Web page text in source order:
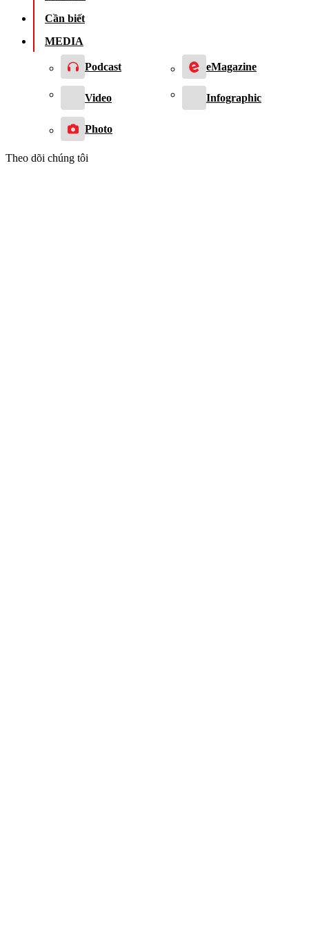
Cần biết
MEDIA
Podcast eMagazine
Video Infographic
Photo
Theo dõi chúng tôi